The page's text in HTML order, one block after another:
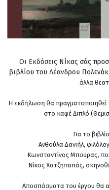
Οι Εκδόσεις Νίκας σάς
βιβλίου του Λέανδρου
άλλα
Η εκδήλωση θα πραγματοποιηθεί
στο καφέ Διπλό
Για το
Ανθούλα Δανιήλ,
Κωνσταντίνος Μπούρας,
Νίκος Χατζηπαπάς,
Αποσπάσματα του έργου θα